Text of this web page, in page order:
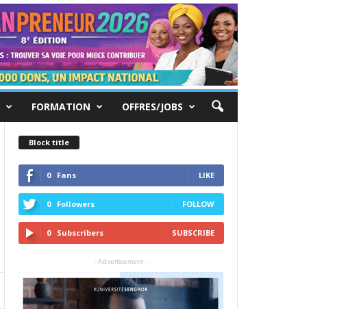
FORMATION OFFRES/JOBS
Block title
0 Fans LIKE
0 Followers FOLLOW
0 Subscribers SUBSCRIBE
- Advertisement -